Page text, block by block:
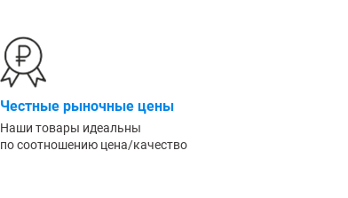
Честные рыночные цены
Наши товары идеальны
по соотношению цена/качество